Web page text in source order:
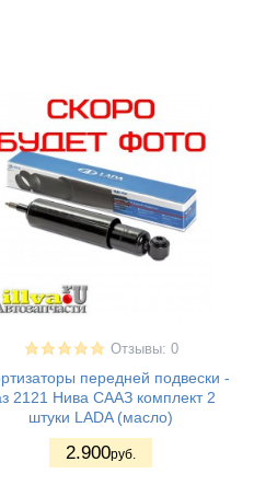
Отзывы: 0
передней подвески -
2121 Нива СААЗ комплект 2
штуки LADA (масло)
2.900руб.